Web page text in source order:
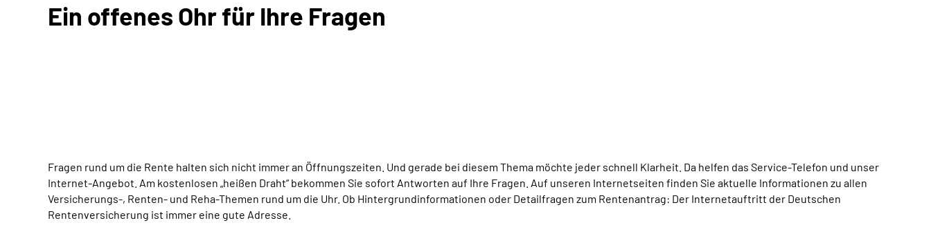
Ein offenes Ohr für Ihre Fragen
Fragen rund um die Rente halten sich nicht immer an Öffnungszeiten. Und gerade bei diesem Thema möchte jeder schnell Klarheit. Da helfen das Service-Telefon und unser
Internet-Angebot. Am kostenlosen „heißen Draht“ bekommen Sie sofort Antworten auf Ihre Fragen. Auf unseren Internetseiten finden Sie aktuelle Informationen zu allen
Versicherungs-, Renten- und Reha-Themen rund um die Uhr. Ob Hintergrundinformationen oder Detailfragen zum Rentenantrag: Der Internetauftritt der Deutschen
Rentenversicherung ist immer eine gute Adresse.